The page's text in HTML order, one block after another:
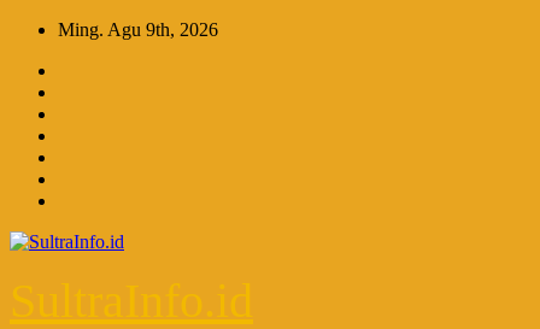
Skip
content
Ming. Agu 9th, 2026
SultraInfo.id